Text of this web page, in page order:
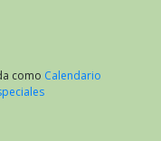
como Calendario